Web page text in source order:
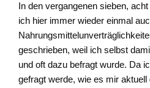
In den vergangenen sieben,
ich hier immer wieder einmal
geschrieben, weil ich selbst
und oft dazu befragt wurde. Da
gefragt werde, wie es mir